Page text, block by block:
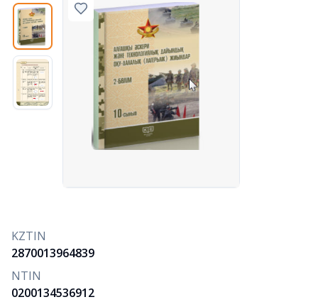
KZTIN
2870013964839
NTIN
0200134536912